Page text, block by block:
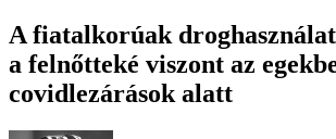
A fiatalkorúak
a felnőtteké viszont az
covidlezárások alatt